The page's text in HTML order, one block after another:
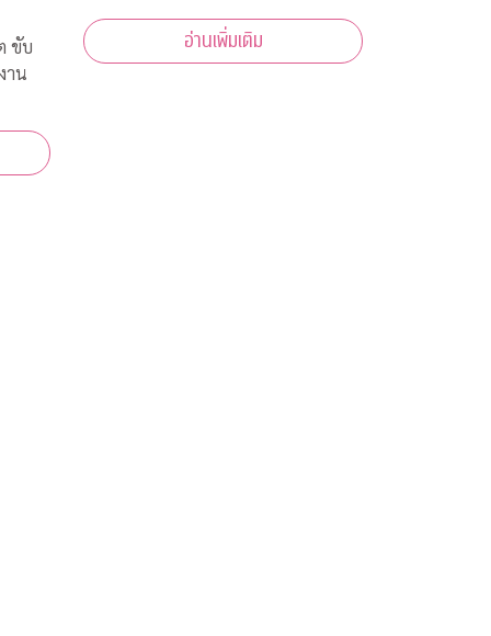
ขับ
าน
ในแคมเปญ “Less is More” บริจาค
เงินสบทบทุนจุฬาสงเคราะห์ ทุนอาหาร
กลางวัน และสนับสนุนอุปกรณ์การเรียน
อ่านเพิ่มเติม